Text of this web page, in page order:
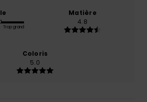
Trop grand
Matière
4.8
Coloris
5.0